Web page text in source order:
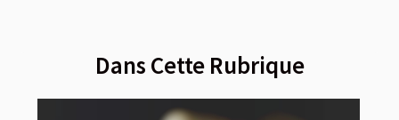
Dans Cette Rubrique